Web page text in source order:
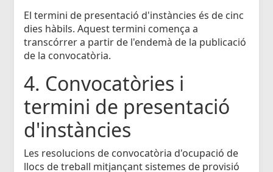
El termini de presentació d'instàncies és de cinc
dies hàbils. Aquest termini comença a
transcórrer a partir de l'endemà de la publicació
de la convocatòria.
4. Convocatòries i
termini de presentació
d'instàncies
Les resolucions de convocatòria d'ocupació de
llocs de treball mitjançant sistemes de provisió